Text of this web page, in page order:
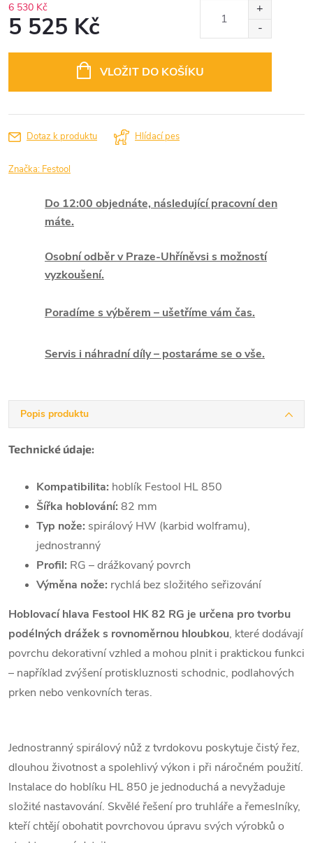
6 530 Kč
5 525 Kč
VLOŽIT DO KOŠÍKU
Dotaz k produktu Hlídací pes
Značka: Festool
Do 12:00 objednáte, následující pracovní den
máte.
Osobní odběr v Praze-Uhříněvsi s možností
vyzkoušení.
Poradíme s výběrem – ušetříme vám čas.
Servis i náhradní díly – postaráme se o vše.
Popis produktu
Technické údaje:
Kompatibilita: hoblík Festool HL 850
Šířka hoblování: 82 mm
Typ nože: spirálový HW (karbid wolframu),
jednostranný
Profil: RG – drážkovaný povrch
Výměna nože: rychlá bez složitého seřizování
Hoblovací hlava Festool HK 82 RG je určena pro tvorbu
podélných drážek s rovnoměrnou hloubkou, které dodávají
povrchu dekorativní vzhled a mohou plnit i praktickou funkci
– například zvýšení protiskluznosti schodnic, podlahových
prken nebo venkovních teras.
Jednostranný spirálový nůž z tvrdokovu poskytuje čistý řez,
dlouhou životnost a spolehlivý výkon i při náročném použití.
Instalace do hoblíku HL 850 je jednoduchá a nevyžaduje
složité nastavování. Skvělé řešení pro truhláře a řemeslníky,
kteří chtějí obohatit povrchovou úpravu svých výrobků o